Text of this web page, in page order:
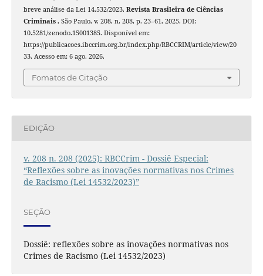
breve análise da Lei 14.532/2023. Revista Brasileira de Ciências
Criminais , São Paulo, v. 208, n. 208, p. 23–61, 2025. DOI:
10.5281/zenodo.15001385. Disponível em:
https://publicacoes.ibccrim.org.br/index.php/RBCCRIM/article/view/20
33. Acesso em: 6 ago. 2026.
Fomatos de Citação
EDIÇÃO
v. 208 n. 208 (2025): RBCCrim - Dossiê Especial:
“Reflexões sobre as inovações normativas nos Crimes
de Racismo (Lei 14532/2023)”
SEÇÃO
Dossiê: reflexões sobre as inovações normativas nos
Crimes de Racismo (Lei 14532/2023)